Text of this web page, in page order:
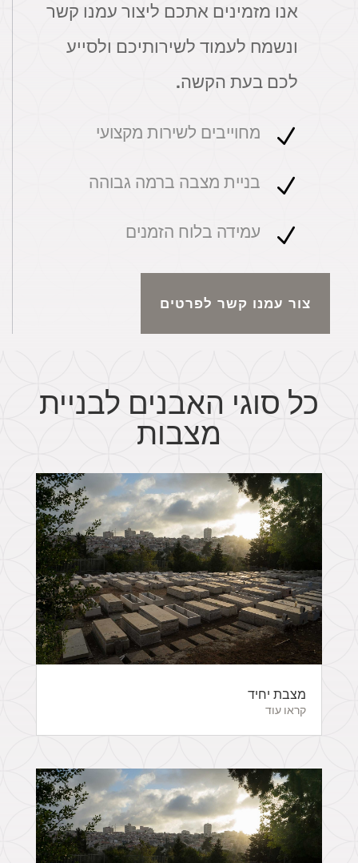
אנו מזמינים אתכם ליצור עמנו קשר
ונשמח לעמוד לשירותיכם ולסייע
לכם בעת הקשה.
N מחוייבים לשירות מקצועי
N בניית מצבה ברמה גבוהה
N עמידה בלוח הזמנים
צור עמנו קשר לפרטים
כל סוגי האבנים לבניית
מצבות
מצבת יחיד
קראו עוד